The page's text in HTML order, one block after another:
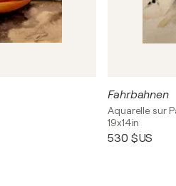
Fahrbahnen
Aquarelle sur
19x14in
530 $US